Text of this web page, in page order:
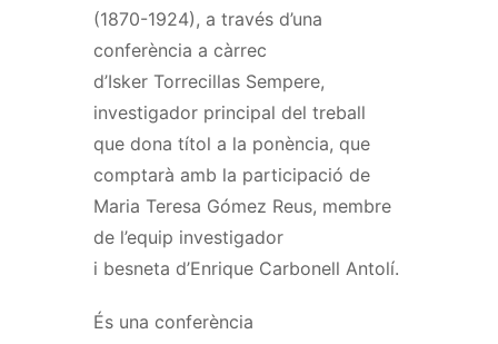
(1870-1924), a través d’una
conferència a càrrec
d’Isker Torrecillas Sempere,
investigador principal del treball
que dona títol a la ponència, que
comptarà amb la participació de
Maria Teresa Gómez Reus, membre
de l’equip investigador
i besneta d’Enrique Carbonell Antolí.
És una conferència